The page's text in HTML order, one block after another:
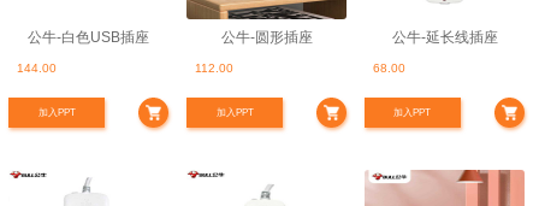
公牛-白色USB插座
144.00
加入PPT
公牛-圆形插座
112.00
加入PPT
公牛-延长线插座
68.00
加入PPT